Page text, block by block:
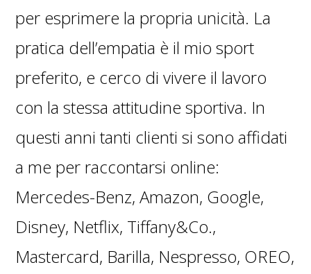
per esprimere la propria unicità. La
pratica dell’empatia è il mio sport
preferito, e cerco di vivere il lavoro
con la stessa attitudine sportiva. In
questi anni tanti clienti si sono affidati
a me per raccontarsi online:
Mercedes-Benz, Amazon, Google,
Disney, Netflix, Tiffany&Co.,
Mastercard, Barilla, Nespresso, OREO,